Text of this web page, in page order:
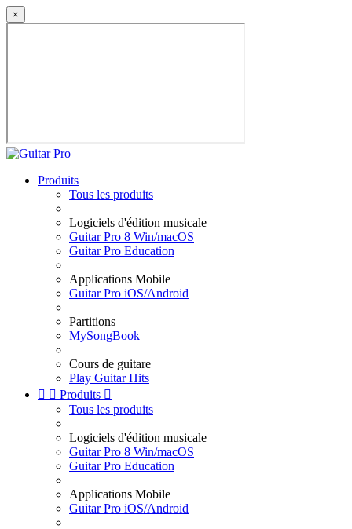
×
Produits
Tous les produits
Logiciels d'édition musicale
Guitar Pro 8 Win/macOS
Guitar Pro Education
Applications Mobile
Guitar Pro iOS/Android
Partitions
MySongBook
Cours de guitare
Play Guitar Hits
  Produits 
Tous les produits
Logiciels d'édition musicale
Guitar Pro 8 Win/macOS
Guitar Pro Education
Applications Mobile
Guitar Pro iOS/Android